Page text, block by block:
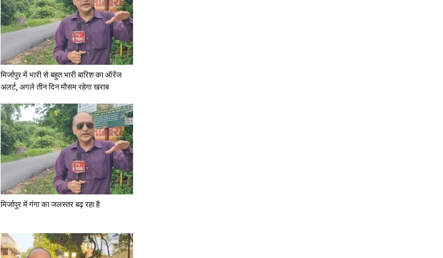
Paper
मिर्जापुर में भारी से बहुत भारी बारिश का ऑरेंज
अलर्ट, अगले तीन दिन मौसम रहेगा खराब
मिर्जापुर में गंगा का जलस्तर बढ़ रहा है